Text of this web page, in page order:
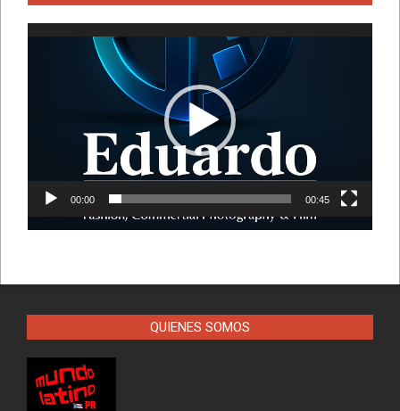
Reproductor
00:00 00:45
QUIENES SOMOS